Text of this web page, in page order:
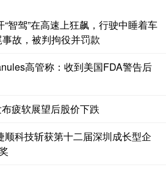
智驾”在高速上狂飙，行驶中睡着车
故，被判拘役并罚款
高管称：收到美国FDA警告后
疲软展望后股价下跌
顺科技斩获第十二届深圳成长型企